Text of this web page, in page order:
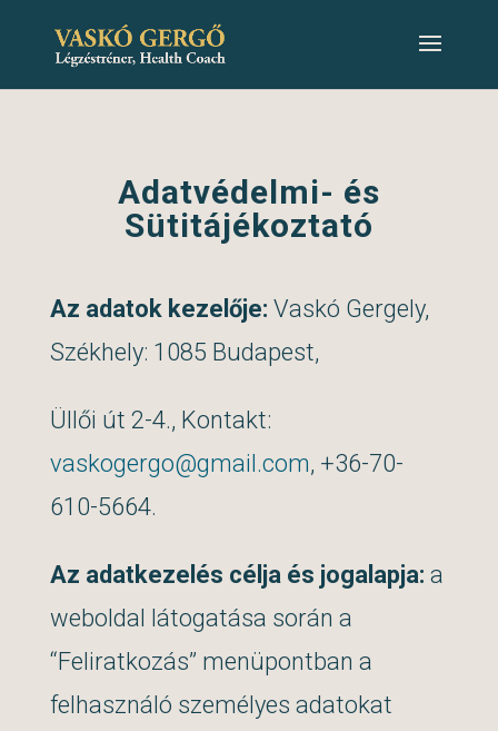
Adatvédelmi- és
Sütitájékoztató
Az adatok kezelője: Vaskó Gergely,
Székhely: 1085 Budapest,
Üllői út 2-4., Kontakt:
vaskogergo@gmail.com, +36-70-
610-5664.
Az adatkezelés célja és jogalapja: a
weboldal látogatása során a
“Feliratkozás” menüpontban a
felhasználó személyes adatokat